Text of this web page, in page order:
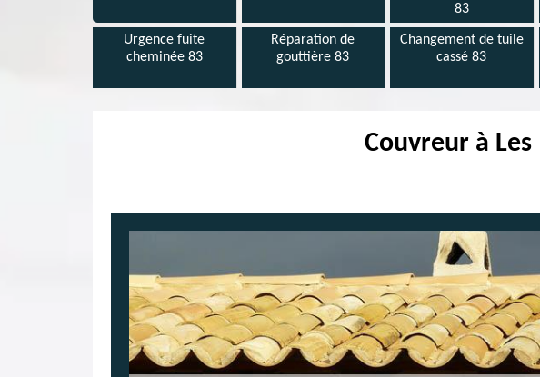
83
Urgence fuite
cheminée 83
Réparation de
gouttière 83
Changement de tuile
cassé 83
Couvreur à